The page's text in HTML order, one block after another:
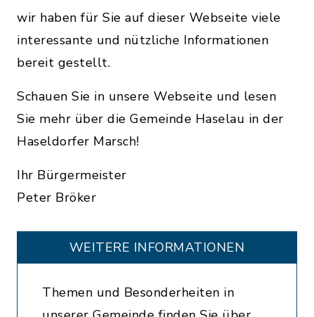
wir haben für Sie auf dieser Webseite viele
interessante und nützliche Informationen
bereit gestellt.
Schauen Sie in unsere Webseite und lesen
Sie mehr über die Gemeinde Haselau in der
Haseldorfer Marsch!
Ihr Bürgermeister
Peter Bröker
WEITERE INFORMATIONEN
Themen und Besonderheiten in